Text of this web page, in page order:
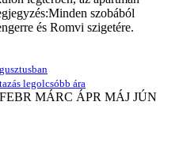
szobából
és Romvi szigetére.
legolcsóbb ára
FEBR MÁRC ÁPR MÁJ JÚN